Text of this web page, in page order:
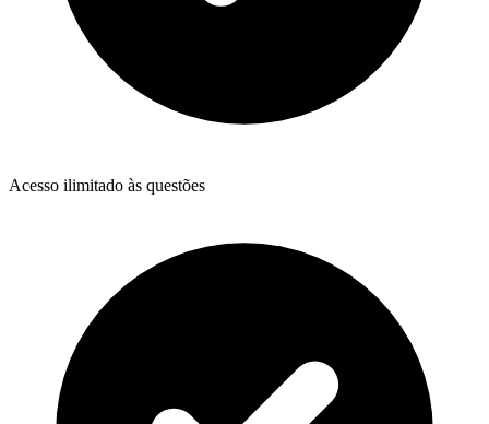
Acesso ilimitado às questões